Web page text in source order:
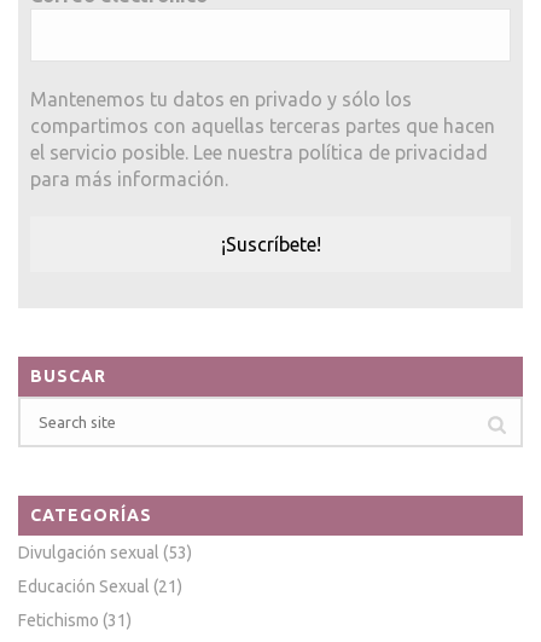
Mantenemos tu datos en privado y sólo los
compartimos con aquellas terceras partes que hacen
el servicio posible. Lee nuestra política de privacidad
para más información.
BUSCAR
CATEGORÍAS
Divulgación sexual (53)
Educación Sexual (21)
Fetichismo (31)